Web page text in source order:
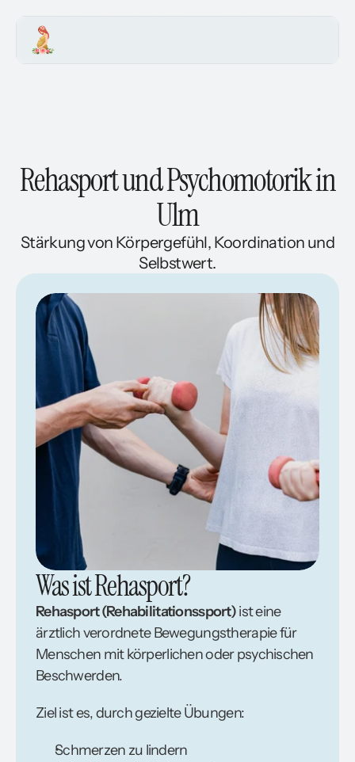
Mikronährstoffe
Hypnose
Kontakt
Rehasport und Psychomotorik in
Ulm
Stärkung von Körpergefühl, Koordination und
Selbstwert.
Was ist Rehasport?
Rehasport (Rehabilitationssport)ist eine
ärztlich verordnete Bewegungstherapie für
Menschen mit körperlichen oder psychischen
Beschwerden.
Ziel ist es, durch gezielte Übungen:
Schmerzen zu lindern